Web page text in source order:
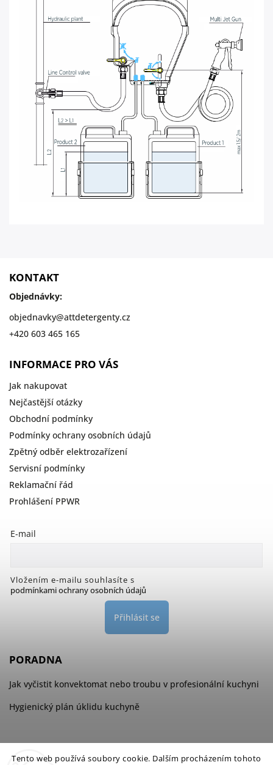
Tento web používá soubory cookie. Dalším procházením tohoto
KONTAKT
Objednávky:
objednavky@attdetergenty.cz
+420 603 465 165
INFORMACE PRO VÁS
Jak nakupovat
Nejčastější otázky
Obchodní podmínky
Podmínky ochrany osobních údajů
Zpětný odběr elektrozařízení
Servisní podmínky
Reklamační řád
Prohlášení PPWR
E-mail
Vložením e-mailu souhlasíte s
podmínkami ochrany osobních údajů
Přihlásit se
PORADNA
Jak vyčistit konvektomat nebo troubu v profesionální kuchyni
Hygienický plán úklidu kuchyně